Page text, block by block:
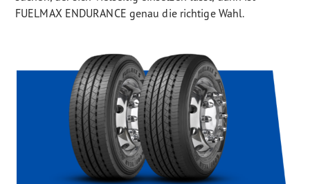
FUELMAX ENDURANCE genau die richtige Wahl.